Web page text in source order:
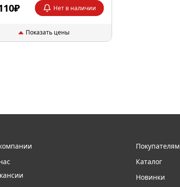
Нет в наличии
Показать цены
Покупателям
Каталог
Новинки